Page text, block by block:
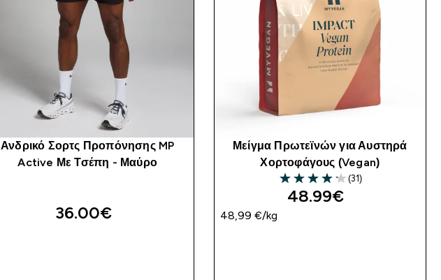
Ανδρικό Σορτς Προπόνησης MP
Active Με Τσέπη - Μαύρο
36.00€‎
Μείγμα Πρωτεϊνών για Αυστηρά
Χορτοφάγους (Vegan)
4.16 out of 5 stars
(31)
48.99€‎
48,99 €‎/kg